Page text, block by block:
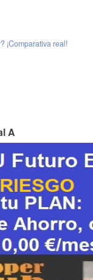
¡Comparativa real!
A